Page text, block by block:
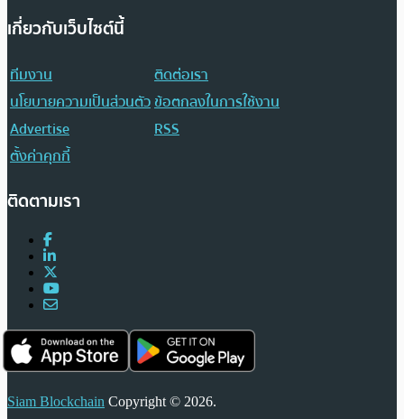
เกี่ยวกับเว็บไซต์นี้
ทีมงาน
ติดต่อเรา
นโยบายความเป็นส่วนตัวข้อตกลงในการใช้งาน
Advertise
RSS
ตั้งค่าคุกกี้
ติดตามเรา
Siam Blockchain Copyright © 2026.